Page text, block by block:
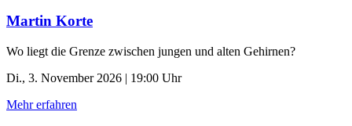
Martin Korte
Wo liegt die Grenze zwischen jungen und alten Gehirnen?
Di., 3. November 2026 | 19:00 Uhr
Mehr erfahren